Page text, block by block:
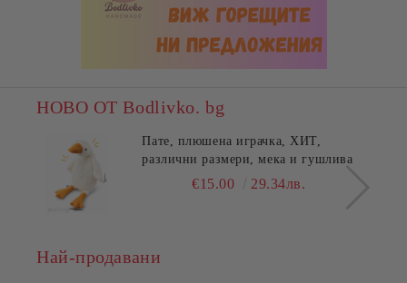
НОВО ОТ Bodlivko. bg
Пате, плюшена играчка, ХИТ,
различни размери, мека и гушлива
€15.00 29.34лв.
Най-продавани